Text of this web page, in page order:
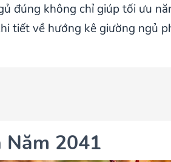
đúng không chỉ giúp tối ưu
tiết về hướng kê giường ngủ
Năm 2041